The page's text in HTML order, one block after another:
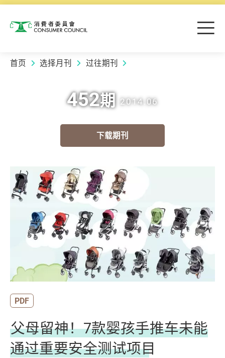
消费者委员会 目
首页 选择月刊 过往期刊
452期 2014.06
下载期刊
PDF
父母留神！7款婴孩手推车未能
通过重要安全测试项目